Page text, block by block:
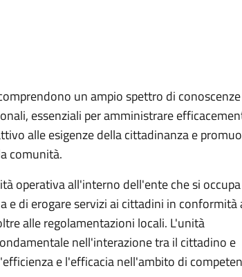
un ampio spettro di conoscenze
essenziali per amministrare
alle esigenze della cittadinanza e
comunità.
operativa all'interno dell'ente che si
e di erogare servizi ai cittadini in conformità
alle regolamentazioni locali. L'unità
nell'interazione tra il cittadino e
e l'efficacia nell'ambito di